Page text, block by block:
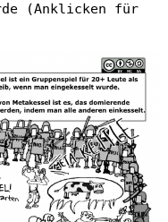
(Anklicken für